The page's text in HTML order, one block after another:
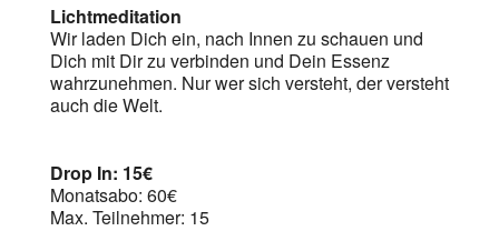
Lichtmeditation
Wir laden Dich ein, nach Innen zu schauen und
Dich mit Dir zu verbinden und Dein Essenz
wahrzunehmen. Nur wer sich versteht, der versteht
auch die Welt.
Drop In: 15€
Monatsabo: 60€
Max. Teilnehmer: 15